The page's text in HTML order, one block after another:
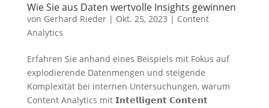
Wie Sie aus Daten wertvolle Insights gewinnen
von Gerhard Rieder| Okt. 25, 2023 | Content
Analytics
Erfahren Sie anhand eines Beispiels mit Fokus auf
explodierende Datenmengen und steigende
Komplexität bei internen Untersuchungen, warum
Content Analytics mit 𝗜𝗻𝘁𝗲𝗹𝗹𝗶𝗴𝗲𝗻𝘁 𝗖𝗼𝗻𝘁𝗲𝗻𝘁